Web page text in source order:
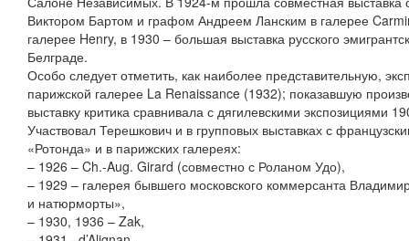
Виктором Бартом и графом Андреем Ланским в галерее
галерее Henry, в 1930 – большая выставка русского
Белграде.
Особо следует отметить, как наиболее представительную,
парижской галерее La Renaissance (1932); показавшую
выставку критика сравнивала с дягилевскими экспозициями
Участвовал Терешкович и в групповых выставках с
«Ротонда» и в парижских галереях:
– 1926 – Ch.-Aug. Girard (совместно с Роланом Удо),
– 1929 – галерея бывшего московского коммерсанта
и натюрморты»,
– 1930, 1936 – Zak,